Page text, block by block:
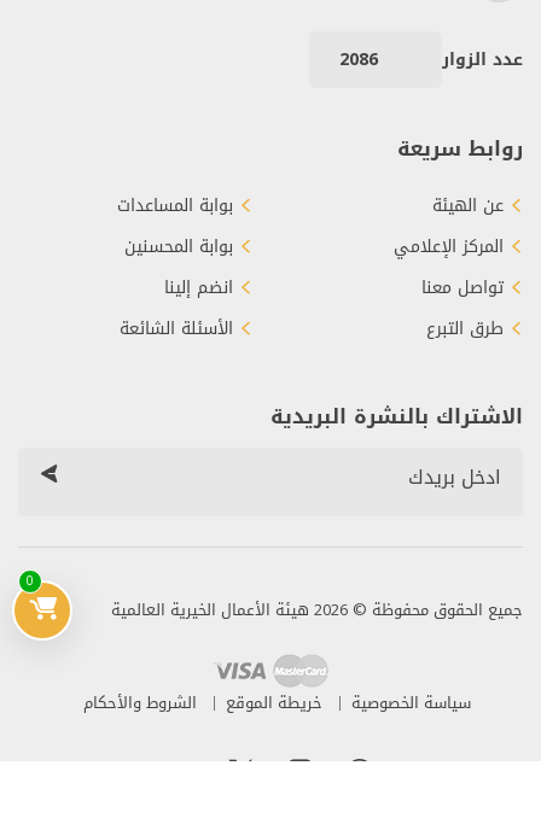
0
عدد الزوار 2086
روابط سريعة
عن الهيئة
المركز الإعلامي
تواصل معنا
طرق التبرع
بوابة المساعدات
بوابة المحسنين
انضم إلينا
الأسئلة الشائعة
الاشتراك بالنشرة البريدية
جميع الحقوق محفوظة © 2026 هيئة الأعمال الخيرية العالمية
سياسة الخصوصية خريطة الموقع الشروط والأحكام